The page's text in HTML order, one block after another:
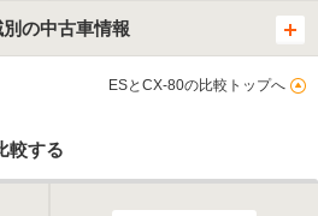
の中古車情報
ESとCX-80の比較トップへ
較する